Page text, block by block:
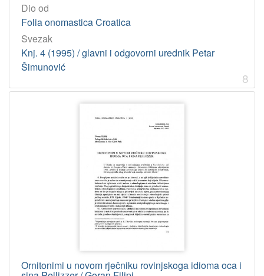
Dio od
Folia onomastica Croatica
Svezak
Knj. 4 (1995) / glavni i odgovorni urednik Petar
Šimunović
8
Ornitonimi u novom rječniku rovinjskoga idioma oca i